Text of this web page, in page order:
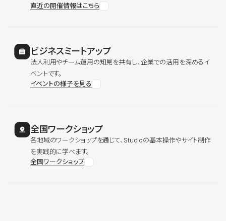
直近の開催情報はこちら
ビジネスミートアップ
法人利用やチーム運用の知見を共有し、企業での活用を深めるイ
ベントです。
イベントの様子を見る
全国ワークショップ
各地域のワークショップを通じて、Studioの基本操作やサイト制作
を実践的に学べます。
全国ワークショップ